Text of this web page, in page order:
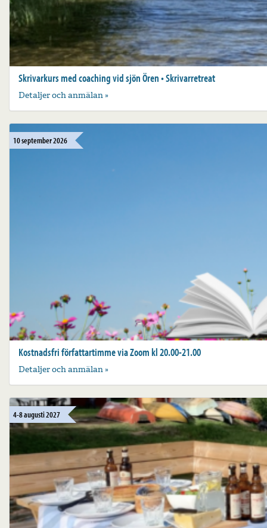
Skrivarkurs med coaching vid sjön Ören • Skrivarretreat
Detaljer och anmälan »
10 september 2026
Kostnadsfri författartimme via Zoom kl 20.00-21.00
Detaljer och anmälan »
4-8 augusti 2027